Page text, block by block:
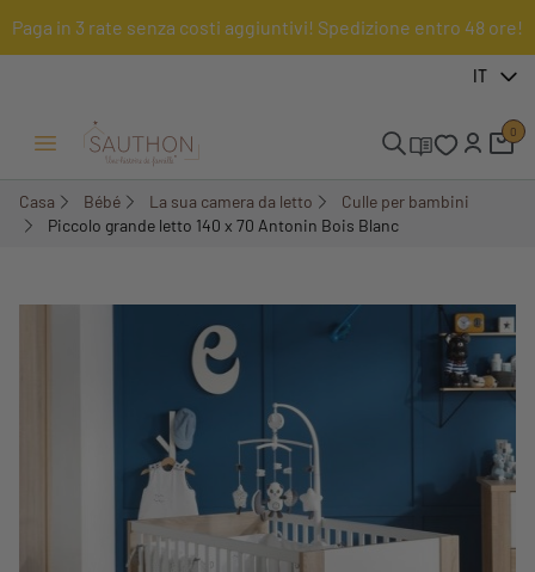
Paga in 3 rate senza costi aggiuntivi! Spedizione entro 48 ore!
IT
Menu Apri/Chiudi
0
Casa Bébé La sua camera da letto
Culle per bambini
Piccolo grande letto 140 x 70 Antonin Bois Blanc
-19%